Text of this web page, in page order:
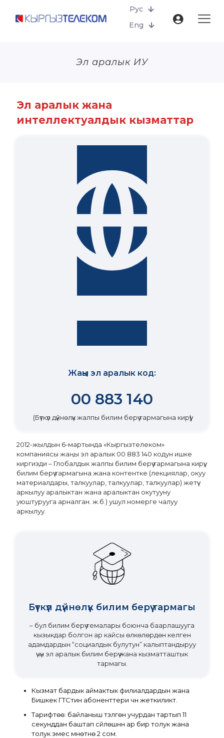
Рус
Eng
Эл аралык ИУ
Эл аралык жана
интеллектуалдык кызматтар
Жаңы эл аралык код:
00 883 140
(Бүткүл дүйнөлүк жалпы билим берүү тармагына кирүү)
2012-жылдын 6-мартында «Кыргызтелеком»
компаниясы жаңы эл аралык 00 883 140 кодун ишке
киргизди – Глобалдык жалпы билим берүү тармагына кирүү,
билим берүү тармагына жана контентке (лекциялар, окуу
материалдары, талкуулар, талкуулар, талкуулар) жетүү
аркылуу аралыктан жана аралыктан окутууну
уюштурууга арналган. ж.б.) ушул номерге чалуу
аркылуу.
Бүткүл дүйнөлүк билим берүү тармагы
– бул билим берүү темалары боюнча баарлашууга
кызыкдар болгон ар кайсы өлкөлөрдөн келген
адамдардын “социалдык булутун” калыптандыруу
үчүн эл аралык билим берүү жана кызматташтык
тармагы.
Кызмат бардык аймактык филиалдардын жана
Бишкек ГТСтин абоненттери үчүн жеткиликтүү.
Тарифтөө: байланыш түзүлгөн учурдан тартып 11
секунддан баштап сүйлөшүүнүн ар бир толук жана
толук эмес мүнөтүнө 2 сом.